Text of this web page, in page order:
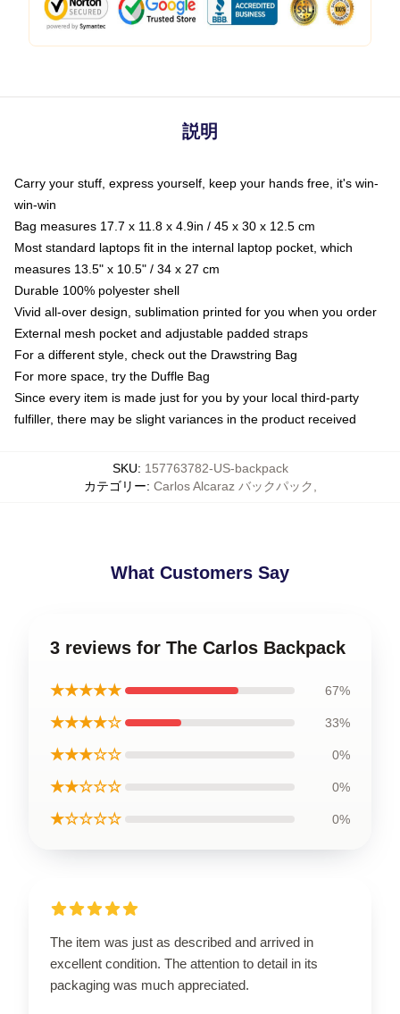
説明
Carry your stuff, express yourself, keep your hands free, it's win-
win-win
Bag measures 17.7 x 11.8 x 4.9in / 45 x 30 x 12.5 cm
Most standard laptops fit in the internal laptop pocket, which
measures 13.5" x 10.5" / 34 x 27 cm
Durable 100% polyester shell
Vivid all-over design, sublimation printed for you when you order
External mesh pocket and adjustable padded straps
For a different style, check out the Drawstring Bag
For more space, try the Duffle Bag
Since every item is made just for you by your local third-party
fulfiller, there may be slight variances in the product received
SKU: 157763782-US-backpack
カテゴリー: Carlos Alcaraz バックパック
What Customers Say
3 reviews for The Carlos Backpack
★★★★★ 67%
★★★★☆ 33%
★★★☆☆ 0%
★★☆☆☆ 0%
★☆☆☆☆ 0%
The item was just as described and arrived in
excellent condition. The attention to detail in its
packaging was much appreciated.